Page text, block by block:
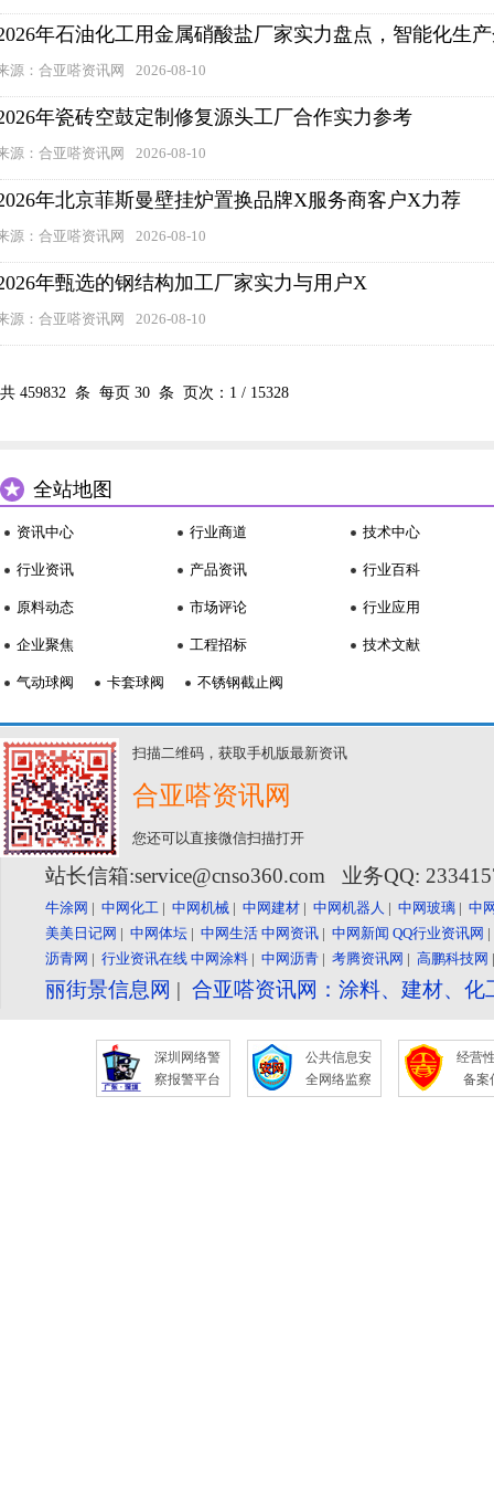
年石油化工用金属硝酸盐厂家实力盘点，智能化生
源：合亚嗒资讯网 2026-08-10
年瓷砖空鼓定制修复源头工厂合作实力参考
源：合亚嗒资讯网 2026-08-10
年北京菲斯曼壁挂炉置换品牌X服务商客户X力荐
源：合亚嗒资讯网 2026-08-10
年甄选的钢结构加工厂家实力与用户X
源：合亚嗒资讯网 2026-08-10
共 459832 条 每页 30 条 页次： 1 / 15328
全站地图
资讯中心
行业资讯
原料动态
企业聚焦
行业商道
产品资讯
市场评论
工程招标
技术中心
行业百科
行业应用
技术文献
气动球阀 卡套球阀 不锈钢截止阀
扫描二维码，获取手机版最新资讯
合亚嗒资讯网
您还可以直接微信扫描打开
站长信箱:service@cnso360.com 业务QQ:
牛涂网 | 中网化工 | 中网机械 | 中网建材 | 中网机器人 | 中网玻璃 | 中
美美日记网 | 中网体坛 | 中网生活 中网资讯 | 中网新闻 QQ行业资讯网
沥青网 | 行业资讯在线 中网涂料 | 中网沥青 | 考腾资讯网 | 高鹏科技网
丽街景信息网 | 合亚嗒资讯网：涂料、建材、
深圳网络警
察报警平台
公共信息安
全网络监察
经营
备案